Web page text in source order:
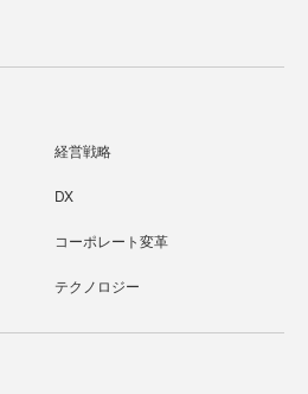
経営戦略
DX
コーポレート変革
テクノロジー